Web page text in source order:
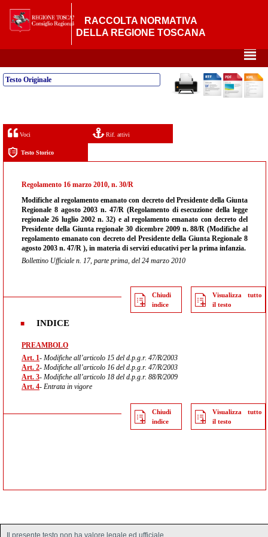
RACCOLTA NORMATIVA
DELLA REGIONE TOSCANA
²
Testo Originale
Voci Rif. attivi
Testo Storico
Regolamento 16 marzo 2010, n. 30/R
Modifiche al regolamento emanato con decreto del Presidente della Giunta
Regionale 8 agosto 2003 n. 47/R (Regolamento di esecuzione della legge
regionale 26 luglio 2002 n. 32) e al regolamento emanato con decreto del
Presidente della Giunta regionale 30 dicembre 2009 n. 88/R (Modifiche al
regolamento emanato con decreto del Presidente della Giunta Regionale 8
agosto 2003 n. 47/R ), in materia di servizi educativi per la prima infanzia.
Bollettino Ufficiale n. 17, parte prima, del 24 marzo 2010
Chiudi
indice
Visualizza tutto
il testo
INDICE
PREAMBOLO
Art. 1- Modifiche all’articolo 15 del d.p.g.r. 47/R/2003
Art. 2- Modifiche all’articolo 16 del d.p.g.r. 47/R/2003
Art. 3- Modifiche all’articolo 18 del d.p.g.r. 88/R/2009
Art. 4- Entrata in vigore
Chiudi
indice
Visualizza tutto
il testo
Il presente testo non ha valore legale ed ufficiale.